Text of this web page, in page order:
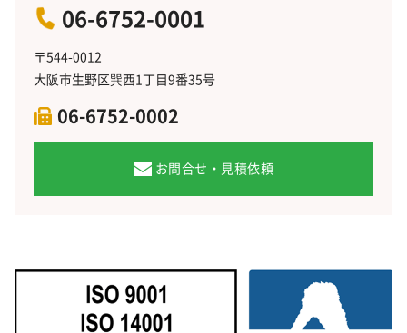
06-6752-0001
〒544-0012
大阪市生野区巽西1丁目9番35号
06-6752-0002
お問合せ・見積依頼